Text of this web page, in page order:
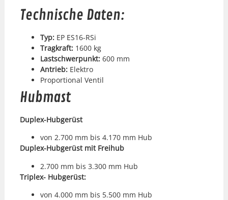
Technische Daten:
Typ:EP ES16-RSi
Tragkraft:1600 kg
Lastschw­er­punkt:600 mm
Antrieb:Elek­tro
Pro­por­tion­al Ven­til
Hubmast
Duplex-Hubgerüst
von 2.700 mm bis 4.170 mm Hub
Duplex-Hubgerüst mit Frei­hub
2.700 mm bis 3.300 mm Hub
Triplex- Hubgerüst:
von 4.000 mm bis 5.500 mm Hub